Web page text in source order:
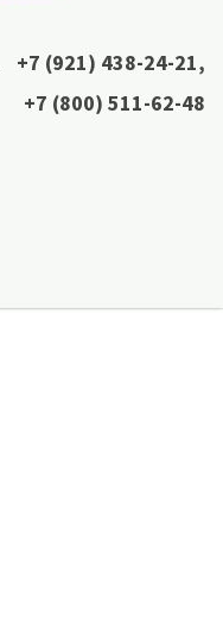
+7 (921) 438-24-21,
+7 (800) 511-62-48